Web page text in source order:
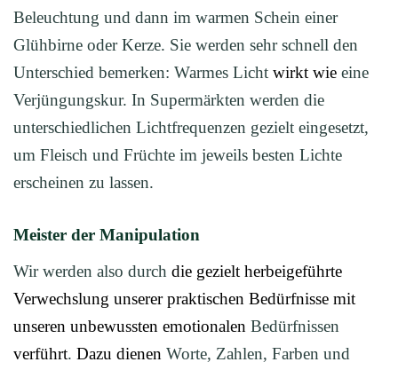
Beleuchtung und dann im warmen Schein einer
Glühbirne oder Kerze. Sie werden sehr schnell den
Unterschied bemerken: Warmes Licht wirkt wie eine
Verjüngungskur. In Supermärkten werden die
unterschiedlichen Lichtfrequenzen gezielt eingesetzt,
um Fleisch und Früchte im jeweils besten Lichte
erscheinen zu lassen.
Meister der Manipulation
Wir werden also durch die gezielt herbeigeführte
Verwechslung unserer praktischen Bedürfnisse mit
unseren unbewussten emotionalen Bedürfnissen
verführt. Dazu dienen Worte, Zahlen, Farben und